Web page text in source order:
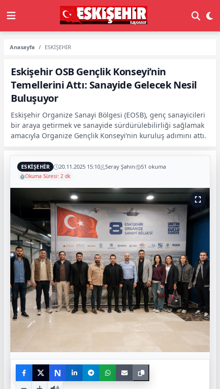
Anasayfa ESKİŞEHİR
Eskişehir OSB Gençlik Konseyi’nin
Temellerini Attı: Sanayide Gelecek Nesil
Buluşuyor
Eskişehir Organize Sanayi Bölgesi (EOSB), genç sanayicileri
bir araya getirmek ve sanayide sürdürülebilirliği sağlamak
amacıyla Organize Gençlik Konseyi’nin kuruluş adımını attı.
ESKİŞEHİR 20.11.2025 15:10 Seray Şahin 51 okuma
Okuma Süresi: 2 dk
N